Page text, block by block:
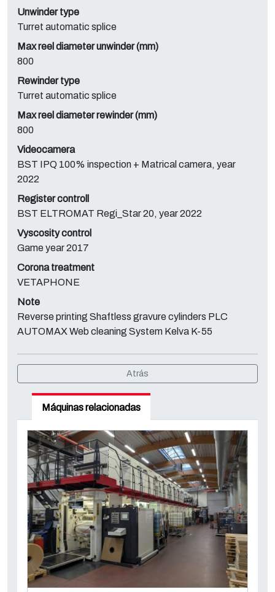
Unwinder type
Turret automatic splice
Max reel diameter unwinder (mm)
800
Rewinder type
Turret automatic splice
Max reel diameter rewinder (mm)
800
Videocamera
BST IPQ 100% inspection + Matrical camera, year
2022
Register controll
BST ELTROMAT Regi_Star 20, year 2022
Vyscosity control
Game year 2017
Corona treatment
VETAPHONE
Note
Reverse printing Shaftless gravure cylinders PLC
AUTOMAX Web cleaning System Kelva K-55
Atrás
Máquinas relacionadas